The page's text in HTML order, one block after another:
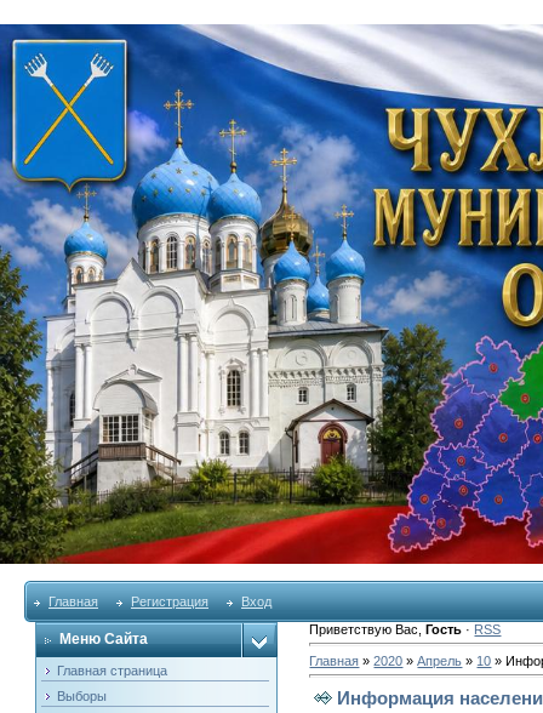
Главная Регистрация Вход
Меню Сайта
Главная страница
Выборы
Приветствую Вас ,Гость · RSS
Главная »2020 » Апрель » 10 »
Информация